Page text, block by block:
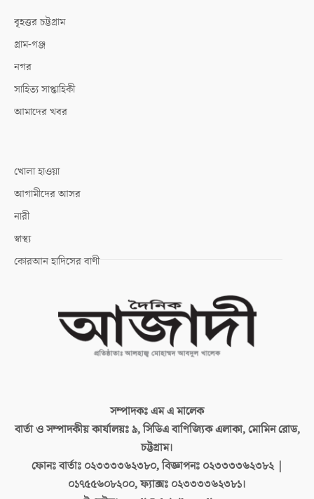
বৃহত্তর চট্টগ্রাম
গ্রাম-গঞ্জ
নগর
সাহিত্য সাপ্তাহিকী
আমাদের খবর
খোলা হাওয়া
আগামীদের আসর
নারী
স্বাস্থ্য
কোরআন হাদিসের বাণী
সম্পাদকঃএম এ মালেক
বার্তা ও সম্পাদকীয় কার্যালয়ঃ৯, সিডিএ বাণিজ্যিক এলাকা, মোমিন রোড,
চট্টগ্রাম।
ফোনঃ বার্তাঃ ০২৩৩৩৩৬২৩৮০, বিজ্ঞাপনঃ ০২৩৩৩৩৬২৩৮২ |
০১৭৫৫৬০৮২০০, ফ্যাক্সঃ ০২৩৩৩৩৬২৩৮১।